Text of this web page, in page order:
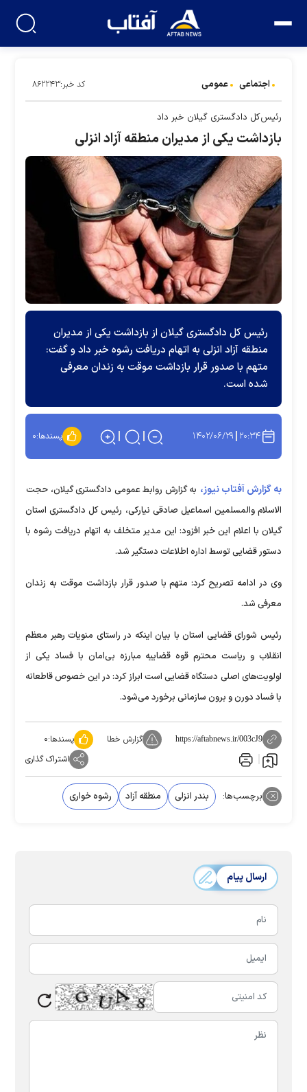
اجتماعی عمومی کد خبر:۸۶۲۲۴۳
رئیس کل دادگستری گیلان خبر داد
بازداشت یکی از مدیران منطقه آزاد انزلی
رئیس کل دادگستری گیلان از بازداشت یکی از مدیران
منطقه آزاد انزلی به اتهام دریافت رشوه خبر داد و گفت:
متهم با صدور قرار بازداشت موقت به زندان معرفی
شده است.
۲۰:۳۴ ۱۴۰۲/۰۶/۲۹ پسندها:۰
به گزارش آفتاب نیوز، به گزارش روابط عمومی دادگستری گیلان، حجت
الاسلام والمسلمین اسماعیل صادقی نیارکی، رئیس کل دادگستری استان
گیلان با اعلام این خبر افزود: این مدیر متخلف به اتهام دریافت رشوه با
دستور قضایی توسط اداره اطلاعات دستگیر شد.
‏وی در ادامه تصریح کرد: متهم با صدور قرار بازداشت موقت به زندان
معرفی شد.
رئیس شورای قضایی استان با بیان اینکه در راستای منویات رهبر معظم
انقلاب و ریاست محترم قوه قضاییه مبارزه بی‌امان با فساد یکی از
اولویت‌های اصلی دستگاه قضایی است ابراز کرد: در این خصوص قاطعانه
با فساد دورن و برون سازمانی برخورد می‌شود.
https://aftabnews.ir/003cJ9 گزارش خطا پسندها:۰
اشتراک گذاری
برچسب‌ها: بندر انزلی منطقه آزاد رشوه خواری
ارسال پیام